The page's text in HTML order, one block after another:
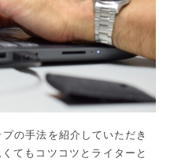
の手法を紹介していただき
てもコツコツとライターと